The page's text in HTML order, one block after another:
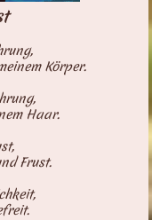
Körper.
Haar.
Frust.